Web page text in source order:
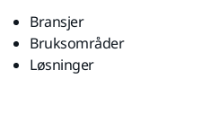
Bransjer
Bruksområder
Løsninger